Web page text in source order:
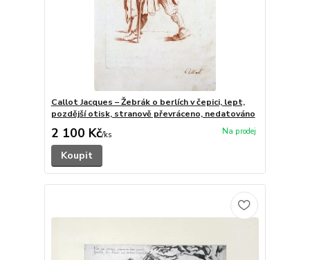
Callot Jacques – Žebrák o berlích v čepici, lept,
pozdější otisk, stranově převráceno, nedatováno
2 100 Kč/ks
Koupit